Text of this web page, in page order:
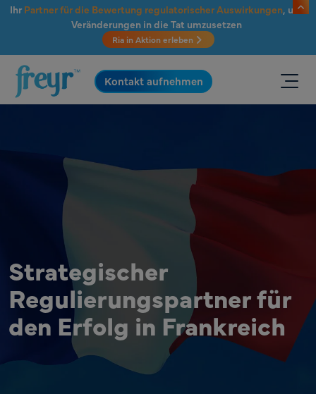
Zum Hauptinhalt springen
Ihr Partner für die Bewertung regulatorischer Auswirkungen, um
Veränderungen in die Tat umzusetzen
Ria in Aktion erleben
.
Kontakt aufnehmen
Strategischer
Regulierungspartner für
den Erfolg in Frankreich